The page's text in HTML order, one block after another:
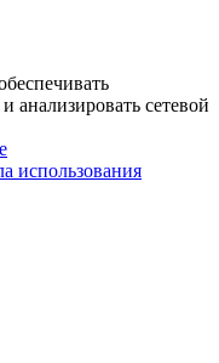
анализировать сетевой
использования